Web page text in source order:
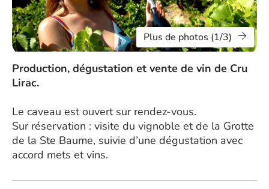
Plus de photos (1/3)
Production, dégustation et vente de vin de Cru
Lirac.
Le caveau est ouvert sur rendez-vous.
Sur réservation : visite du vignoble et de la Grotte
de la Ste Baume, suivie d’une dégustation avec
accord mets et vins.